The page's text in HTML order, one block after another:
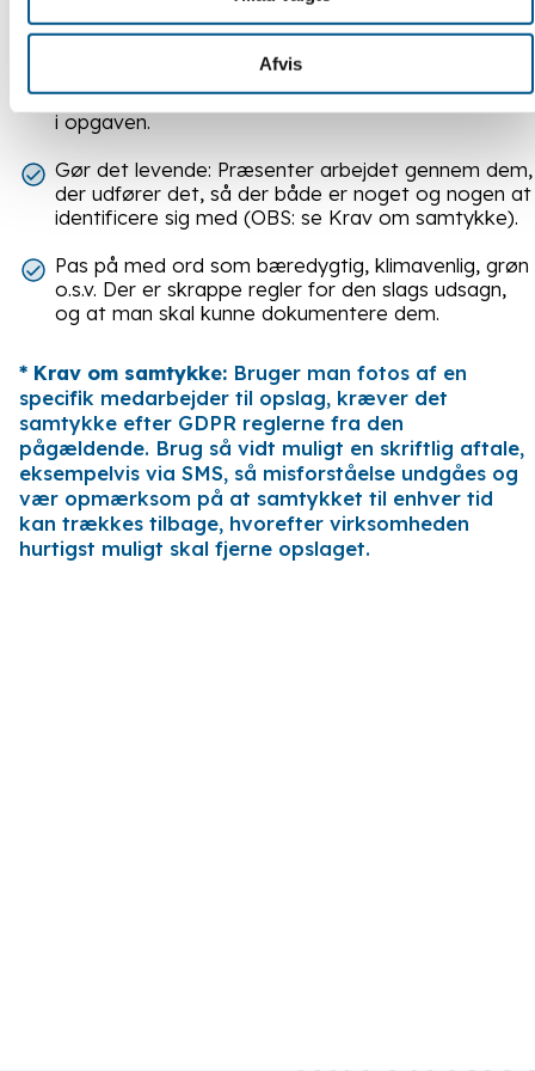
Afvis
Del faglig viden: Forklar hvorfor I gør, som I gør.
Fortæl lidt om det, der betyder noget for jer: Om
kvalitet i arbejdet, valg af materialer og muligheder
i opgaven.
Gør det levende: Præsenter arbejdet gennem dem,
der udfører det, så der både er noget og nogen at
identificere sig med (OBS: se Krav om samtykke).
Pas på med ord som bæredygtig, klimavenlig, grøn
o.s.v. Der er skrappe regler for den slags udsagn,
og at man skal kunne dokumentere dem.
* Krav om samtykke: Bruger man fotos af en
specifik medarbejder til opslag, kræver det
samtykke efter GDPR reglerne fra den
pågældende. Brug så vidt muligt en skriftlig aftale,
eksempelvis via SMS, så misforståelse undgåes og
vær opmærksom på at samtykket til enhver tid
kan trækkes tilbage, hvorefter virksomheden
hurtigst muligt skal fjerne opslaget.